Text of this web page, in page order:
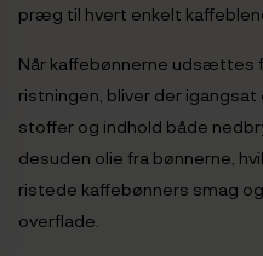
præg til hvert enkelt
Når kaffebønnerne udsættes
ristningen, bliver der
stoffer og indhold både
desuden olie fra bønnerne,
ristede kaffebønners smag
overflade.